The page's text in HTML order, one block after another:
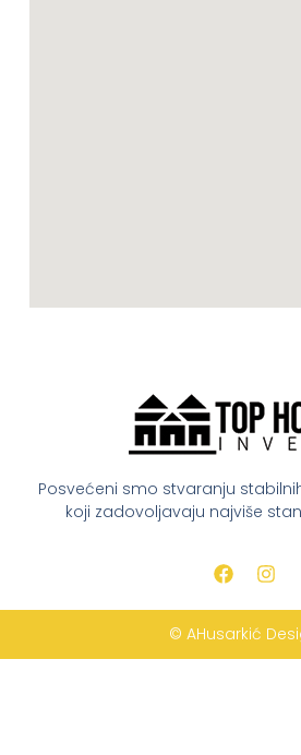
Posvećeni smo stvaranju
koji zadovoljavaju najviše
© AHusarkić